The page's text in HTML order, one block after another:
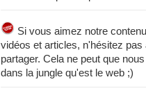
Si vous aimez notre
vidéos et articles, n'hésitez pas
partager. Cela ne peut que
dans la jungle qu'est le web ;)